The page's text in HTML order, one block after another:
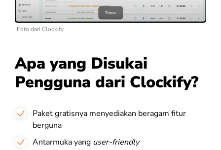
Foto dari Clockify
Apa yang Disukai
Pengguna dari Clockify?
Paket gratisnya menyediakan beragam fitur
berguna
Antarmuka yang user-friendly